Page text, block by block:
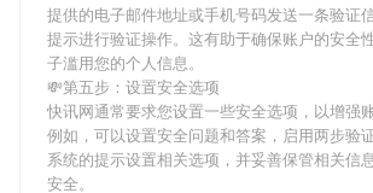
提供的电子邮件地址或手机号码发送一条验证
提示进行验证操作。这有助于确保账户的安全
子滥用您的个人信息。
💸第五步：设置安全选项
快讯网通常要求您设置一些安全选项，以增强
例如，可以设置安全问题和答案，启用两步验
系统的提示设置相关选项，并妥善保管相关信
安全。